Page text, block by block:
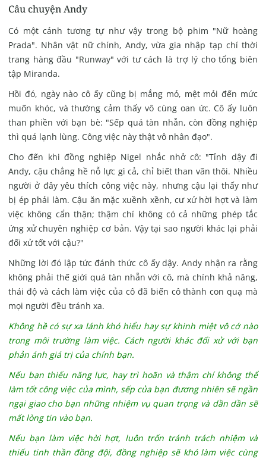
Câu chuyện Andy
Có một cảnh tương tự như vậy trong bộ phim "Nữ hoàng
Prada". Nhân vật nữ chính, Andy, vừa gia nhập tạp chí thời
trang hàng đầu "Runway" với tư cách là trợ lý cho tổng biên
tập Miranda.
Hồi đó, ngày nào cô ấy cũng bị mắng mỏ, mệt mỏi đến mức
muốn khóc, và thường cảm thấy vô cùng oan ức. Cô ấy luôn
than phiền với bạn bè: "Sếp quá tàn nhẫn, còn đồng nghiệp
thì quá lạnh lùng. Công việc này thật vô nhân đạo".
Cho đến khi đồng nghiệp Nigel nhắc nhở cô: "Tỉnh dậy đi
Andy, cậu chẳng hề nỗ lực gì cả, chỉ biết than vãn thôi. Nhiều
người ở đây yêu thích công việc này, nhưng cậu lại thấy như
bị ép phải làm. Cậu ăn mặc xuềnh xềnh, cư xử hời hợt và làm
việc không cẩn thận; thậm chí không có cả những phép tắc
ứng xử chuyên nghiệp cơ bản. Vậy tại sao người khác lại phải
đối xử tốt với cậu?"
Những lời đó lập tức đánh thức cô ấy dậy. Andy nhận ra rằng
không phải thế giới quá tàn nhẫn với cô, mà chính khả năng,
thái độ và cách làm việc của cô đã biến cô thành con quạ mà
mọi người đều tránh xa.
Không hề có sự xa lánh khó hiểu hay sự khinh miệt vô cớ nào
trong môi trường làm việc. Cách người khác đối xử với bạn
phản ánh giá trị của chính bạn.
Nếu bạn thiếu năng lực, hay trì hoãn và thậm chí không thể
làm tốt công việc của mình, sếp của bạn đương nhiên sẽ ngần
ngại giao cho bạn những nhiệm vụ quan trọng và dần dần sẽ
mất lòng tin vào bạn.
Nếu bạn làm việc hời hợt, luôn trốn tránh trách nhiệm và
thiếu tinh thần đồng đội, đồng nghiệp sẽ khó làm việc cùng